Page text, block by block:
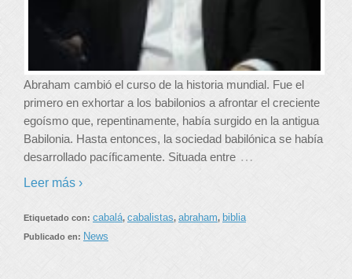
Abraham cambió el curso de la historia mundial. Fue el
primero en exhortar a los babilonios a afrontar el creciente
egoísmo que, repentinamente, había surgido en la antigua
Babilonia. Hasta entonces, la sociedad babilónica se había
desarrollado pacíficamente. Situada entre …
Leer más ›
Etiquetado con: cabalá, cabalistas, abraham, biblia
Publicado en: News